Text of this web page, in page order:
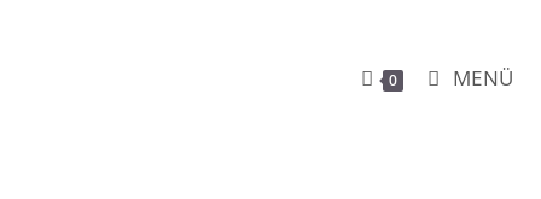
0 MENÜ